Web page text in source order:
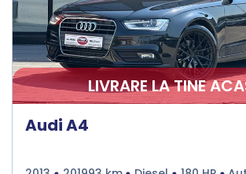
LIVRARE LA TINE
Audi A4